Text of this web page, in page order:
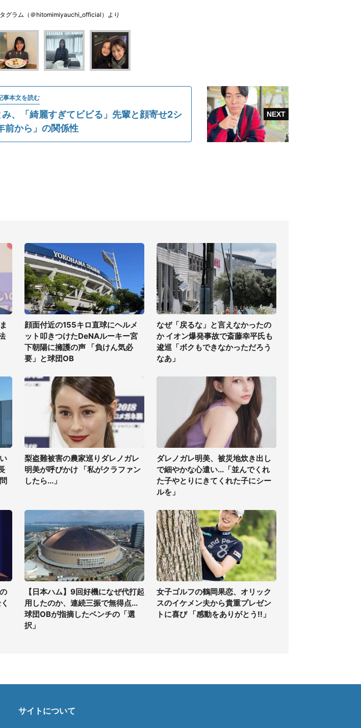
グラム（＠hitomimiyauchi_official）より
事本文を読む
、「綺麗すぎてビビる」先輩と顔寄せ2シ
から」の関係性
顔面付近の155キロ直球にヘルメ
ット叩きつけたDeNAルーキー宮
下朝陽に擁護の声 「負けん気必
要」と球団OB
なぜ「戻るな」と言えなかったの
か イオン爆発事故で斎藤幸平氏も
逡巡「ボクもできなかっただろう
なあ」
梨盗難被害の農家巡りダレノガレ
明美が呼びかけ 「私がクラファン
したら...」
ダレノガレ明美、被災地炊き出し
で細やかな心遣い...「並んでくれ
た子やとりにきてくれた子にシー
ルを」
【日本ハム】9回好機になぜ代打起
用したのか、連続三振で無得点...
球団OBが指摘したベンチの「選
択」
女子ゴルフの鶴岡果恋、オリック
スのイケメン夫から貴重プレゼン
トに喜び 「感動をありがとう!!」
サイトについて